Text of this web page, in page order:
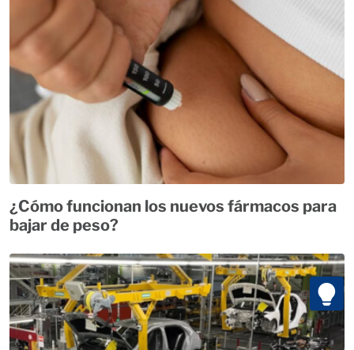
¿Cómo funcionan los nuevos fármacos para
bajar de peso?